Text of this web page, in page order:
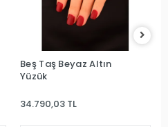
Beş Taş Beyaz Altın
Yüzük
34.790,03 TL